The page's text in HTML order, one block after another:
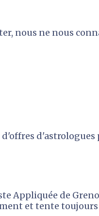
nous ne nous
Appliquée de
et tente toujours